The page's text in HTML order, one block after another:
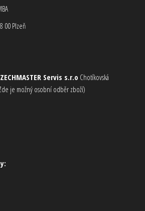
00 Plzeň
Servis s.r.o Chotíkovská
je možný osobní odběr zboží)